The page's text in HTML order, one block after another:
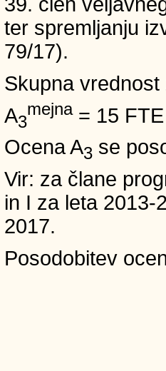
ter spremljanju
79/17).
Skupna vrednost
A3
mejna= 15 FTE
Ocena A3 se
Vir: za člane
in I za leta 2013-
2017.
Posodobitev